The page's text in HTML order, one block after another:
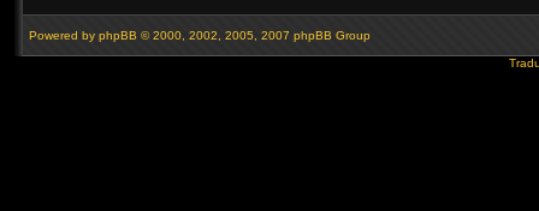
Powered by phpBB © 2000, 2002, 2005, 2007 phpBB Group